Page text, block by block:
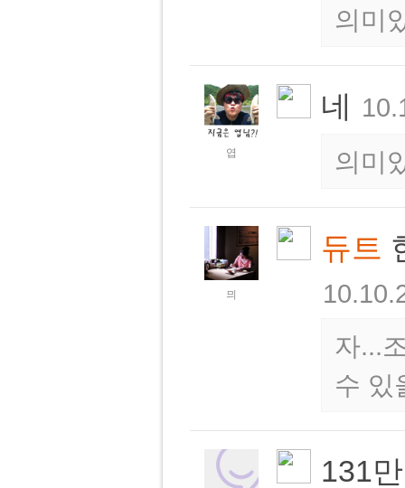
의미
엽
네
의미
믜
듀트
자...
수
131